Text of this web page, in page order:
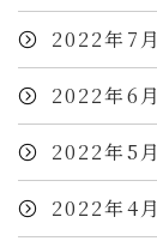
2022年7月
2022年6月
2022年5月
2022年4月